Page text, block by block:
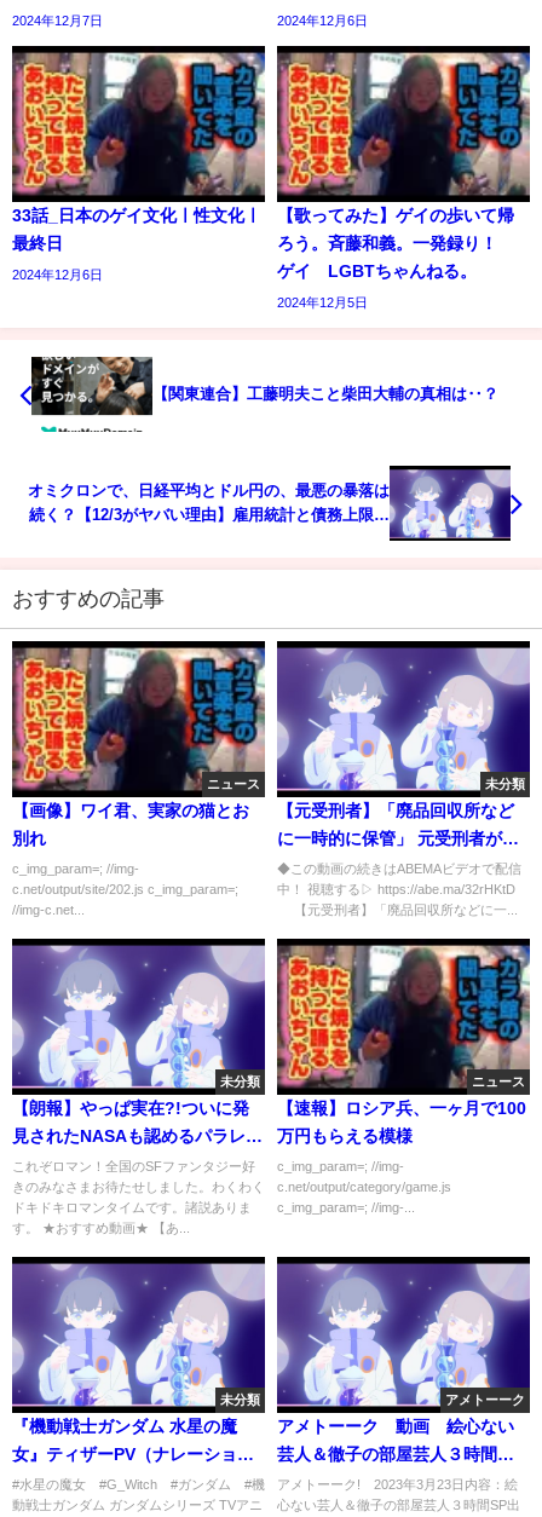
2024年12月7日 2024年12月6日
33話_日本のゲイ文化ㅣ性文化ㅣ
最終日
2024年12月6日
【歌ってみた】ゲイの歩いて帰
ろう。斉藤和義。一発録り！
ゲイ LGBTちゃんねる。
2024年12月5日
【関東連合】工藤明夫こと柴田大輔の真相は‥？
オミクロンで、日経平均とドル円の、最悪の暴落は
続く？【12/3がヤバい理由】雇用統計と債務上限問
おすすめの記事
ニュース
【画像】ワイ君、実家の猫とお
別れ
c_img_param=; //img-
c.net/output/site/202.js c_img_param=;
//img-c.net...
未分類
【元受刑者】「廃品回収所など
に一時的に保管」 元受刑者が語
る自動車窃盗の最新手口｜
#ABEMA的ニュースショー《ア
ベマで放送中》
◆この動画の続きはABEMAビデオで配信
中！ 視聴する▷ https://abe.ma/32rHKtD
【元受刑者】「廃品回収所などに一...
未分類
【朗報】やっぱ実在?!ついに発
見されたNASAも認めるパラレル
ワールドを解説
これぞロマン！全国のSFファンタジー好
きのみなさまお待たせしました。わくわく
ドキドキロマンタイムです。諸説ありま
す。 ★おすすめ動画★ 【あ...
ニュース
【速報】ロシア兵、一ヶ月で100
万円もらえる模様
c_img_param=; //img-
c.net/output/category/game.js
c_img_param=; //img-...
未分類
『機動戦士ガンダム 水星の魔
女』ティザーPV（ナレーション
付き） / The Witch from
Mercury - Mobile Suit Gundam
#水星の魔女 #G_Witch #ガンダム #機
動戦士ガンダム ガンダムシリーズ TVアニ
アメトーーク
アメトーーク 動画 絵心ない
芸人＆徹子の部屋芸人３時間
SP 3月23日
アメトーーク! 2023年3月23日内容：絵
心ない芸人＆徹子の部屋芸人３時間SP出